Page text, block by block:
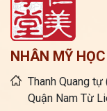
NHÂN MỸ
Thanh Quang
Quận Nam Từ